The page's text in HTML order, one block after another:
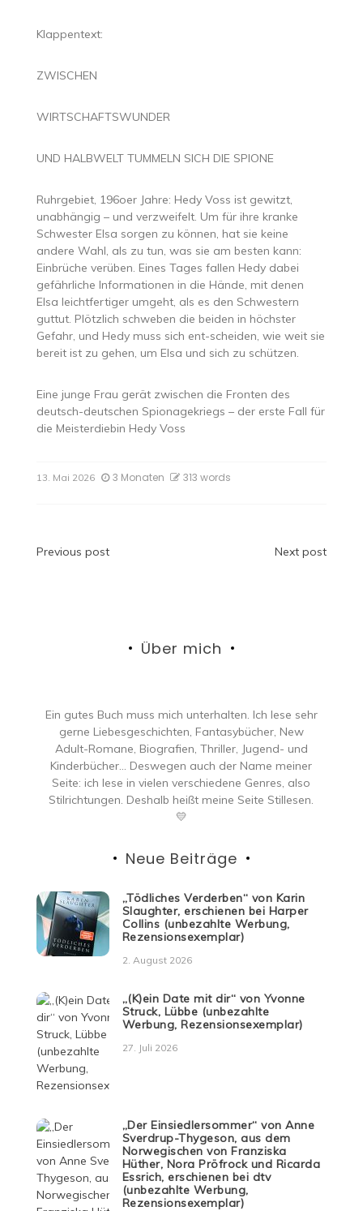
Klappentext:
ZWISCHEN
WIRTSCHAFTSWUNDER
UND HALBWELT TUMMELN SICH DIE SPIONE
Ruhrgebiet, 196oer Jahre: Hedy Voss ist gewitzt,
unabhängig – und verzweifelt. Um für ihre kranke
Schwester Elsa sorgen zu können, hat sie keine
andere Wahl, als zu tun, was sie am besten kann:
Einbrüche verüben. Eines Tages fallen Hedy dabei
gefährliche Informationen in die Hände, mit denen
Elsa leichtfertiger umgeht, als es den Schwestern
guttut. Plötzlich schweben die beiden in höchster
Gefahr, und Hedy muss sich ent-scheiden, wie weit sie
bereit ist zu gehen, um Elsa und sich zu schützen.
Eine junge Frau gerät zwischen die Fronten des
deutsch-deutschen Spionagekriegs – der erste Fall für
die Meisterdiebin Hedy Voss
13. Mai 2026 3 Monaten 313 words
Beitragsnavigation
Previous post Next post
Über mich
Ein gutes Buch muss mich unterhalten. Ich lese sehr
gerne Liebesgeschichten, Fantasybücher, New
Adult-Romane, Biografien, Thriller, Jugend- und
Kinderbücher… Deswegen auch der Name meiner
Seite: ich lese in vielen verschiedene Genres, also
Stilrichtungen. Deshalb heißt meine Seite Stillesen.
💛
Neue Beiträge
„Tödliches Verderben“ von Karin
Slaughter, erschienen bei Harper
Collins (unbezahlte Werbung,
Rezensionsexemplar)
2. August 2026
„(K)ein Date mit dir“ von Yvonne
Struck, Lübbe (unbezahlte
Werbung, Rezensionsexemplar)
27. Juli 2026
„Der Einsiedlersommer“ von Anne
Sverdrup-Thygeson, aus dem
Norwegischen von Franziska
Hüther, Nora Pröfrock und Ricarda
Essrich, erschienen bei dtv
(unbezahlte Werbung,
Rezensionsexemplar)